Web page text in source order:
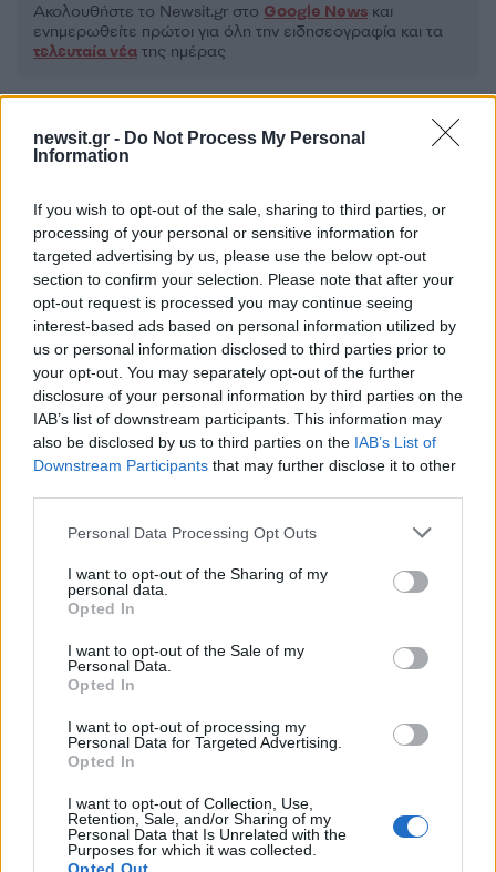
newsit.gr - Do Not Process My Personal
Information
If you wish to opt-out of the sale, sharing to third parties, or
processing of your personal or sensitive information for
targeted advertising by us, please use the below opt-out
section to confirm your selection. Please note that after your
opt-out request is processed you may continue seeing
interest-based ads based on personal information utilized by
us or personal information disclosed to third parties prior to
your opt-out. You may separately opt-out of the further
disclosure of your personal information by third parties on the
IAB’s list of downstream participants. This information may
also be disclosed by us to third parties on the IAB’s List of
Downstream Participants that may further disclose it to other
Please note that this website/app uses one or more Google
not limited to your visit or usage behaviour. You may click to
grant or deny consent to Google and its third-party tags to
use your data for below specified purposes in below Google
consent section.
Personal Data Processing Opt Outs
I want to opt-out of the Sharing of my
personal data.
Opted In
I want to opt-out of the Sale of my
Personal Data.
Opted In
I want to opt-out of processing my
Personal Data for Targeted Advertising.
Opted In
I want to opt-out of Collection, Use,
Retention, Sale, and/or Sharing of my
Personal Data that Is Unrelated with the
Purposes for which it was collected.
Ακολουθήστε το Νewsit.gr στο Google News και
ενημερωθείτε πρώτοι για όλη την ειδησεογραφία και τα
τελευταία νέα της ημέρας
Πιο δημοφιλή
1 Η Ελένη Φωτοπούλου ευχήθηκε για τη
γιορτή του Άκη Παυλόπουλου: «Δεκαπέντε
χρόνια μου διδάσκει υπομονή και αγάπη»
2Αριστοτέλης Δαμίγος: Στο Αποτεφρωτήριο
Ριτσώνας το «ύστατο χαίρε» στον Έλληνα
σύνδεσμο του ελικοπτέρου που έπεσε στην
Ψάθα
3«Αφιέρωσε τη ζωή της στο να βοηθά
ανθρώπους που είχαν ανάγκη» - Η πρώτη
δήλωση της οικογένειας της 38χρονης
Λίζα που βρέθηκε νεκρή στην Κυψέλη
4Η Αγγελική Ηλιάδη περιγράφει το θαύμα
που έζησε και πώς είδε τον Χριστό μπροστά
της: «Ήταν ό,τι πιο όμορφο έχω δει στη ζωή
Ο Γιάννης Φακίνος αποκάλυψε πώς έγινε
viral το τραγούδι του «Λογαριασμός» που
Πιο σχολιασμένα
Έφυγαν οι συνεργάτες, μένει η Μαρία
Καρυστιανού - Η επόμενη μέρα για την
«Ελπίδα για τη Δημοκρατία»
Canadair 515: Οι πρώτες εικόνες από την
κατασκευή του αεροσκάφους που θα